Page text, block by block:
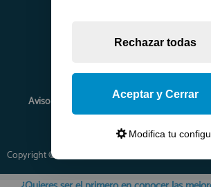
Aviso Legal Política de Privacidad
Envíos y Devoluciones
Copyright © 2026 www.francobordo.com
Rechazar todas
Aceptar y Cerrar
Modifica tu